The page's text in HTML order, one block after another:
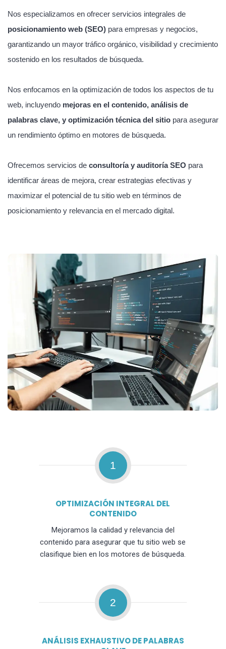
Nos especializamos en ofrecer servicios integrales de
posicionamiento web (SEO) para empresas y negocios,
garantizando un mayor tráfico orgánico, visibilidad y crecimiento
sostenido en los resultados de búsqueda.
Nos enfocamos en la optimización de todos los aspectos de tu
web, incluyendo mejoras en el contenido, análisis de
palabras clave, y optimización técnica del sitio para asegurar
un rendimiento óptimo en motores de búsqueda.
Ofrecemos servicios de consultoría y auditoría SEO para
identificar áreas de mejora, crear estrategias efectivas y
maximizar el potencial de tu sitio web en términos de
posicionamiento y relevancia en el mercado digital.
1
OPTIMIZACIÓN INTEGRAL DEL
CONTENIDO
Mejoramos la calidad y relevancia del
contenido para asegurar que tu sitio web se
clasifique bien en los motores de búsqueda.
2
ANÁLISIS EXHAUSTIVO DE PALABRAS